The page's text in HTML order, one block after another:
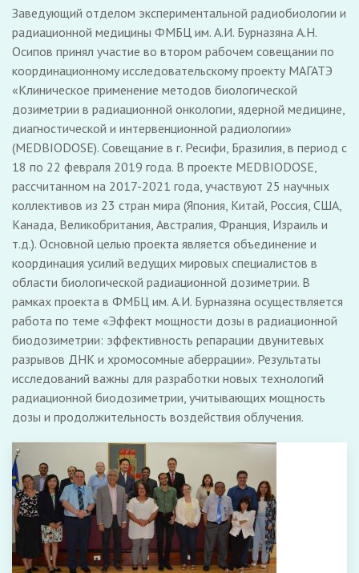
Заведующий отделом экспериментальной радиобиологии и
радиационной медицины ФМБЦ им. А.И. Бурназяна А.Н.
Осипов принял участие во втором рабочем совещании по
координационному исследовательскому проекту МАГАТЭ
«Клиническое применение методов биологической
дозиметрии в радиационной онкологии, ядерной медицине,
диагностической и интервенционной радиологии»
(MEDBIODOSE). Совещание в г. Ресифи, Бразилия, в период с
18 по 22 февраля 2019 года. В проекте MEDBIODOSЕ,
рассчитанном на 2017-2021 года, участвуют 25 научных
коллективов из 23 стран мира (Япония, Китай, Россия, США,
Канада, Великобритания, Австралия, Франция, Израиль и
т.д.). Основной целью проекта является объединение и
координация усилий ведущих мировых специалистов в
области биологической радиационной дозиметрии. В
рамках проекта в ФМБЦ им. А.И. Бурназяна осуществляется
работа по теме «Эффект мощности дозы в радиационной
биодозиметрии: эффективность репарации двунитевых
разрывов ДНК и хромосомные аберрации». Результаты
исследований важны для разработки новых технологий
радиационной биодозиметрии, учитывающих мощность
дозы и продолжительность воздействия облучения.